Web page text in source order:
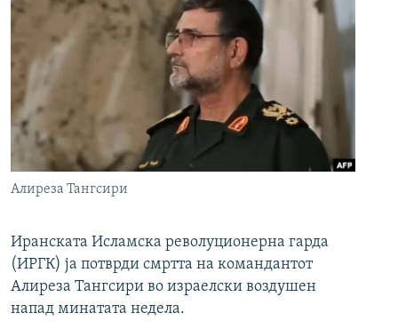
Алиреза Тангсири
Иранската Исламска револуционерна гарда
(ИРГК) ја потврди смртта на командантот
Алиреза Тангсири во израелски воздушен
напад минатата недела.